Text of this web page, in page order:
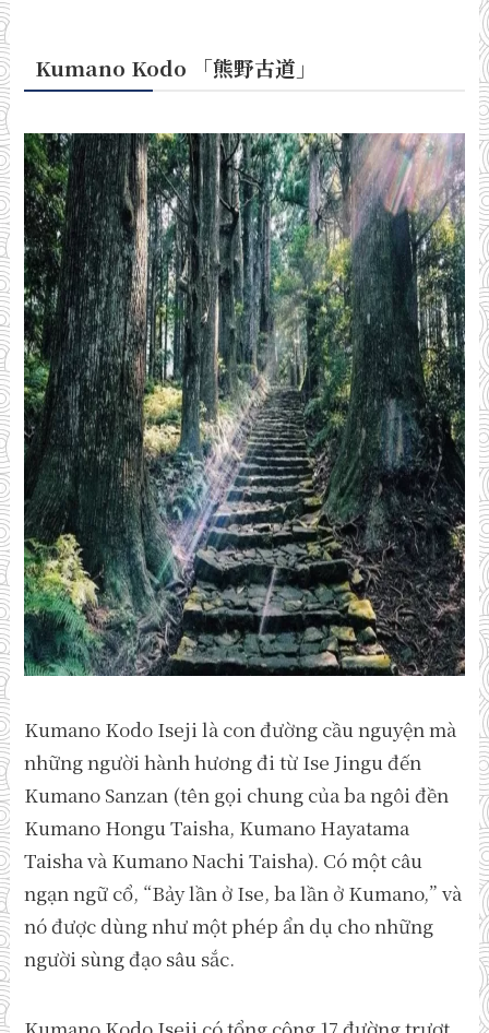
Kumano Kodo 「熊野古道 」
Kumano Kodo Iseji là con đường cầu nguyện mà
những người hành hương đi từ Ise Jingu đến
Kumano Sanzan (tên gọi chung của ba ngôi đền
Kumano Hongu Taisha, Kumano Hayatama
Taisha và Kumano Nachi Taisha). Có một câu
ngạn ngữ cổ, “Bảy lần ở Ise, ba lần ở Kumano,” và
nó được dùng như một phép ẩn dụ cho những
người sùng đạo sâu sắc.